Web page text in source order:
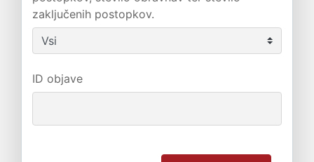
zaključenih postopkov.
ID objave